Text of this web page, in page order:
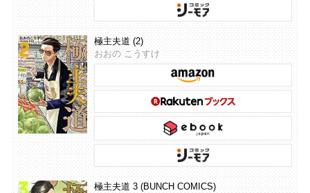
極主夫道 (2)
おおの こうすけ
極主夫道 3 (BUNCH COMICS)